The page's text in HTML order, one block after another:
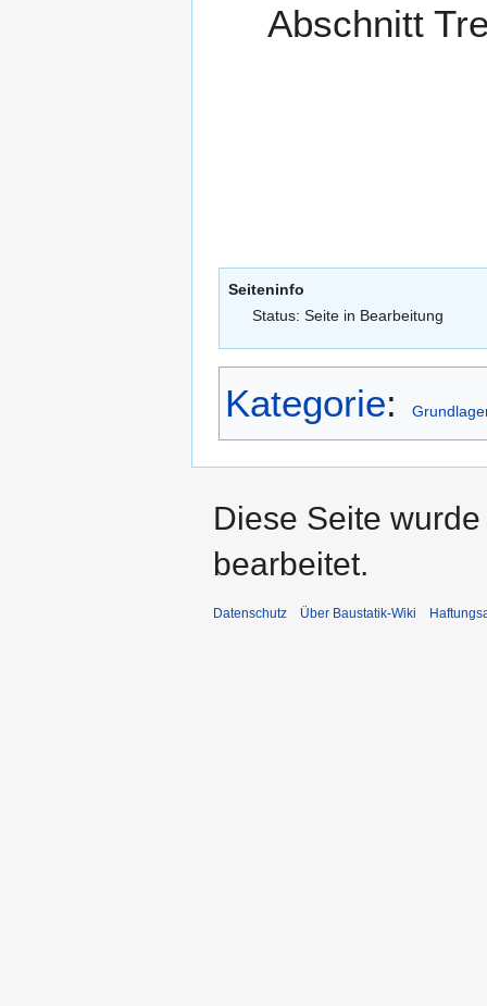
Abschnitt
Seiteninfo
Status: Seite in Bearbeitung
Kategorie:
Diese Seite
bearbeitet.
Datenschutz Über Baustatik-Wiki